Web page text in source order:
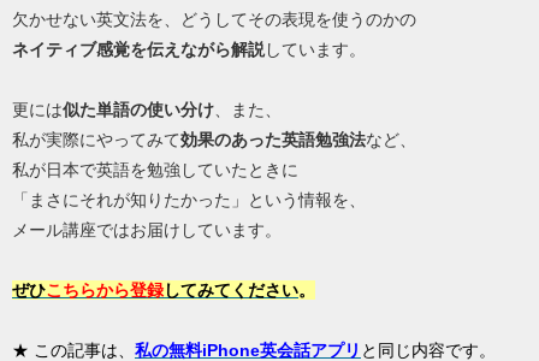
欠かせない英文法を、どうしてその表現を使うのかの
ネイティブ感覚を伝えながら解説しています。
更には似た単語の使い分け 、また、
私が実際にやってみて効果のあった英語勉強法など、
私が日本で英語を勉強していたときに
「まさにそれが知りたかった」という情報を、
メール講座ではお届けしています。
ぜひこちらから登録してみてください。
★ この記事は、 私の無料iPhone英会話アプリ と同じ内容です。